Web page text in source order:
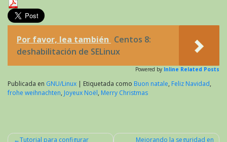
Por favor, lea también Centos 8:
deshabilitación de SELinux
Powered by Inline Related Posts
Publicada en GNU/Linux | Etiquetada como Buon natale, Feliz Navidad,
frohe weihnachten, Joyeux Noël, Merry Christmas
Tutorial para configurar
Mejorando la seguridad en